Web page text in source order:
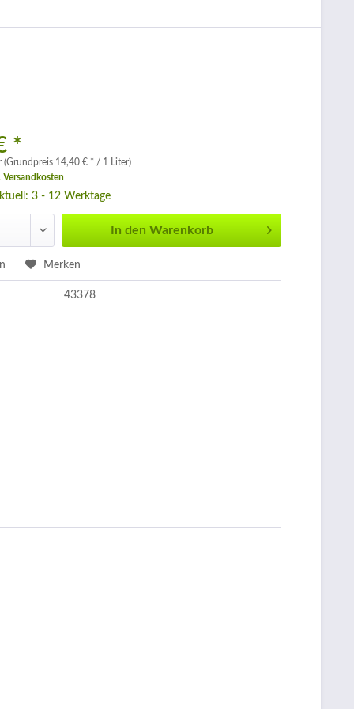
*
(Grundpreis 14,40 € * / 1 Liter)
Versandkosten
3 - 12 Werktage
In den Warenkorb
Merken
43378